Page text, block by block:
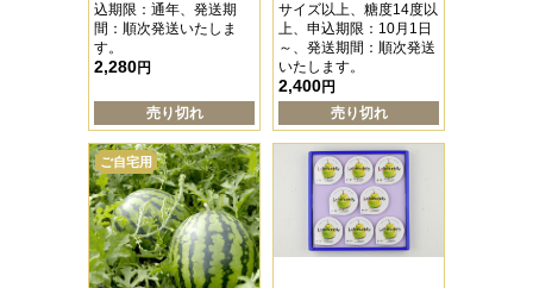
込期限：通年、発送期
間：順次発送いたしま
す。
2,280円
売り切れ
サイズ以上、糖度14度以
上、申込期限：10月1日
～、発送期間：順次発送
いたします。
2,400円
売り切れ
ご自宅用